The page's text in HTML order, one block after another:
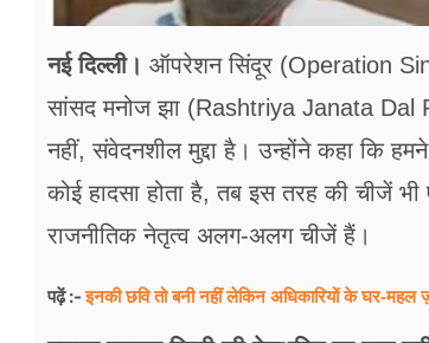
नई दिल्ली। ऑपरेशन सिंदूर (Operation
सांसद मनोज झा (Rashtriya Janata Dal
नहीं, संवेदनशील मुद्दा है। उन्होंने कहा कि
कोई हादसा होता है, तब इस तरह की चीजें
राजनीतिक नेतृत्व अलग-अलग चीजें हैं।
पढ़ें :-इनकी छवि तो बनी नहीं लेकिन अधिकारियों के घर-